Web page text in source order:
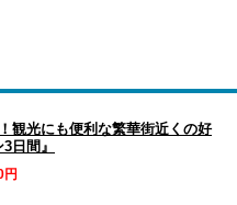
観光にも便利な繁華街近くの好
日間』
円